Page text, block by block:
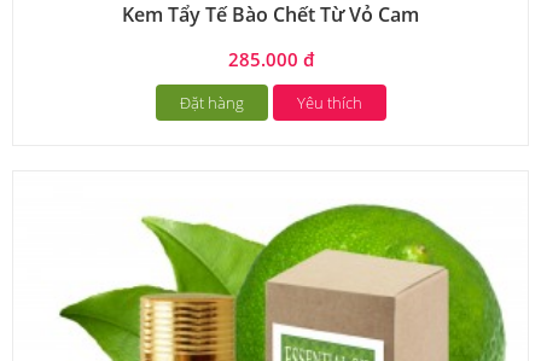
Kem Tẩy Tế Bào Chết Từ Vỏ Cam
285.000 đ
Đặt hàng Yêu thích